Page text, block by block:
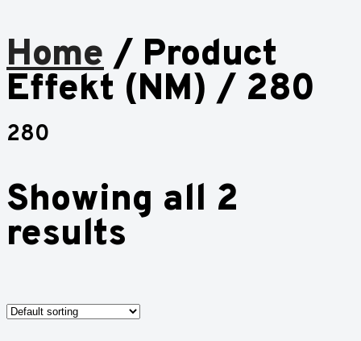
Home/ Product
Effekt (NM) / 280
280
Showing all 2
results